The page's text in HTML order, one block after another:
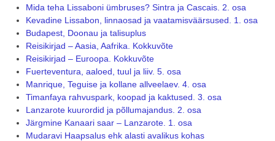
Mida teha Lissaboni ümbruses? Sintra ja Cascais. 2. osa
Kevadine Lissabon, linnaosad ja vaatamisväärsused. 1. osa
Budapest, Doonau ja talisuplus
Reisikirjad – Aasia, Aafrika. Kokkuvõte
Reisikirjad – Euroopa. Kokkuvõte
Fuerteventura, aaloed, tuul ja liiv. 5. osa
Manrique, Teguise ja kollane allveelaev. 4. osa
Timanfaya rahvuspark, koopad ja kaktused. 3. osa
Lanzarote kuurordid ja põllumajandus. 2. osa
Järgmine Kanaari saar – Lanzarote. 1. osa
Mudaravi Haapsalus ehk alasti avalikus kohas